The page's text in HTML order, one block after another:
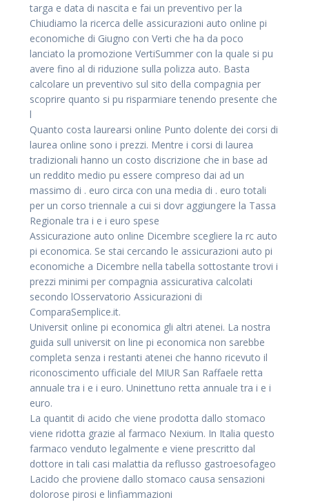
targa e data di nascita e fai un preventivo per la
Chiudiamo la ricerca delle assicurazioni auto online pi
economiche di Giugno con Verti che ha da poco
lanciato la promozione VertiSummer con la quale si pu
avere fino al di riduzione sulla polizza auto. Basta
calcolare un preventivo sul sito della compagnia per
scoprire quanto si pu risparmiare tenendo presente che
l
Quanto costa laurearsi online Punto dolente dei corsi di
laurea online sono i prezzi. Mentre i corsi di laurea
tradizionali hanno un costo discrizione che in base ad
un reddito medio pu essere compreso dai ad un
massimo di . euro circa con una media di . euro totali
per un corso triennale a cui si dovr aggiungere la Tassa
Regionale tra i e i euro spese
Assicurazione auto online Dicembre scegliere la rc auto
pi economica. Se stai cercando le assicurazioni auto pi
economiche a Dicembre nella tabella sottostante trovi i
prezzi minimi per compagnia assicurativa calcolati
secondo lOsservatorio Assicurazioni di
ComparaSemplice.it.
Universit online pi economica gli altri atenei. La nostra
guida sull universit on line pi economica non sarebbe
completa senza i restanti atenei che hanno ricevuto il
riconoscimento ufficiale del MIUR San Raffaele retta
annuale tra i e i euro. Uninettuno retta annuale tra i e i
euro.
La quantit di acido che viene prodotta dallo stomaco
viene ridotta grazie al farmaco Nexium. In Italia questo
farmaco venduto legalmente e viene prescritto dal
dottore in tali casi malattia da reflusso gastroesofageo
Lacido che proviene dallo stomaco causa sensazioni
dolorose pirosi e linfiammazioni